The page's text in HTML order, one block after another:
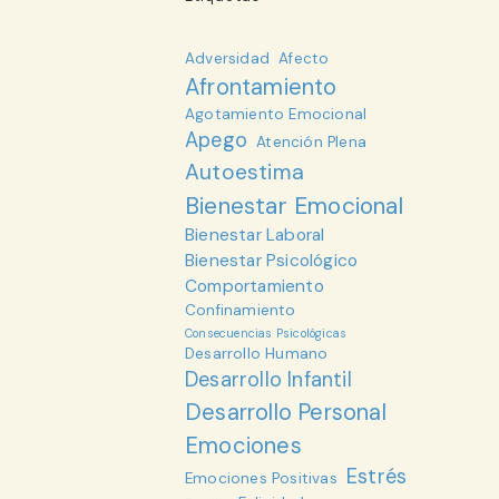
Adversidad Afecto
Afrontamiento
Agotamiento Emocional
Apego Atención Plena
Autoestima
Bienestar Emocional
Bienestar Laboral
Bienestar Psicológico
Comportamiento
Confinamiento
Consecuencias Psicológicas
Desarrollo Humano
Desarrollo Infantil
Desarrollo Personal
Emociones
Emociones Positivas Estrés